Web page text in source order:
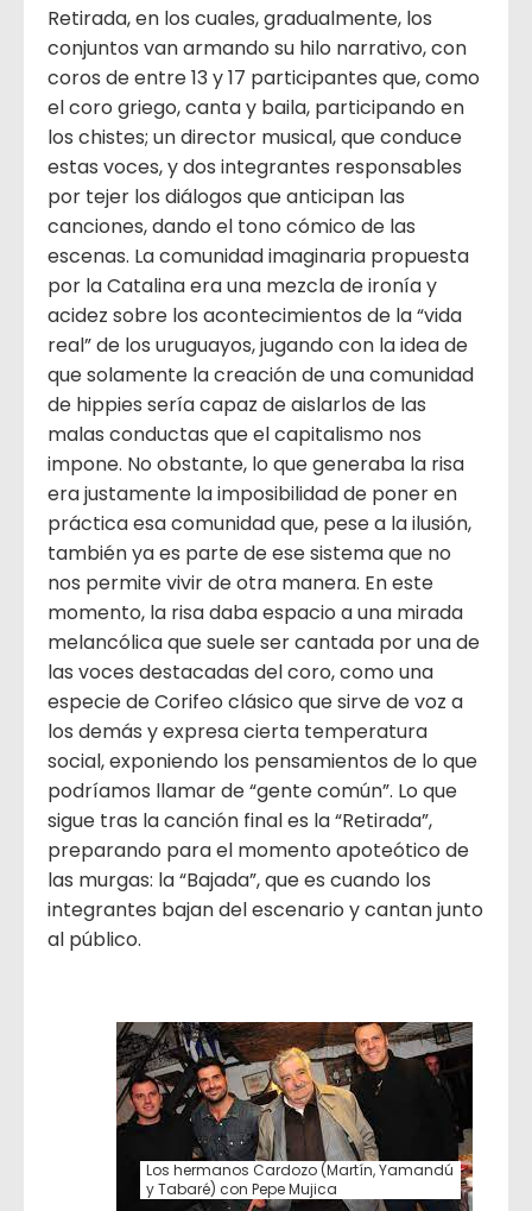
Retirada, en los cuales, gradualmente, los
conjuntos van armando su hilo narrativo, con
coros de entre 13 y 17 participantes que, como
el coro griego, canta y baila, participando en
los chistes; un director musical, que conduce
estas voces, y dos integrantes responsables
por tejer los diálogos que anticipan las
canciones, dando el tono cómico de las
escenas. La comunidad imaginaria propuesta
por la Catalina era una mezcla de ironía y
acidez sobre los acontecimientos de la “vida
real” de los uruguayos, jugando con la idea de
que solamente la creación de una comunidad
de hippies sería capaz de aislarlos de las
malas conductas que el capitalismo nos
impone. No obstante, lo que generaba la risa
era justamente la imposibilidad de poner en
práctica esa comunidad que, pese a la ilusión,
también ya es parte de ese sistema que no
nos permite vivir de otra manera. En este
momento, la risa daba espacio a una mirada
melancólica que suele ser cantada por una de
las voces destacadas del coro, como una
especie de Corifeo clásico que sirve de voz a
los demás y expresa cierta temperatura
social, exponiendo los pensamientos de lo que
podríamos llamar de “gente común”. Lo que
sigue tras la canción final es la “Retirada”,
preparando para el momento apoteótico de
las murgas: la “Bajada”, que es cuando los
integrantes bajan del escenario y cantan junto
al público.
Los hermanos Cardozo (Martín, Yamandú
y Tabaré) con Pepe Mujica